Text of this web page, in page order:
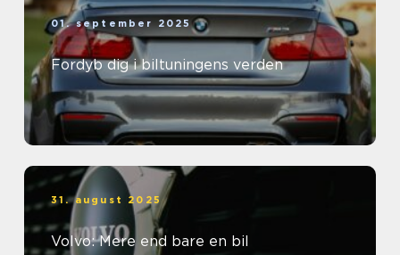
01. september 2025
Fordyb dig i biltuningens verden
31. august 2025
Volvo: Mere end bare en bil